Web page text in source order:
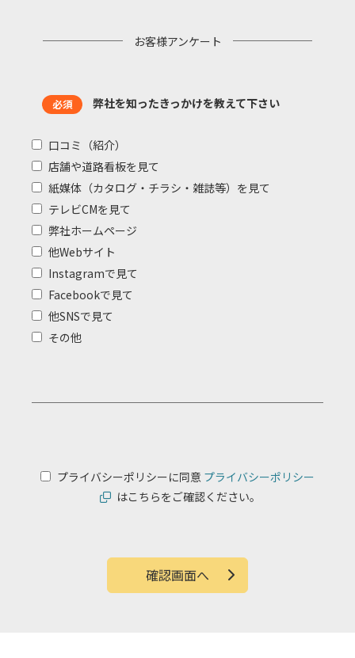
お客様アンケート
必須 弊社を知ったきっかけを教えて下さい
口コミ（紹介）
店舗や道路看板を見て
紙媒体（カタログ・チラシ・雑誌等）を見て
テレビCMを見て
弊社ホームページ
他Webサイト
Instagramで見て
Facebookで見て
他SNSで見て
その他
プライバシーポリシーに同意 プライバシーポリシー
はこちらをご確認ください。
確認画面へ